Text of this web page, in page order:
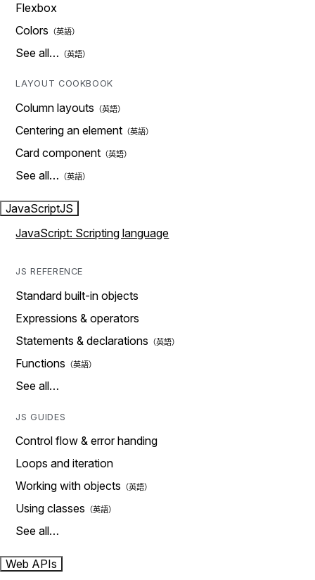
Flexbox
Colors
See all…
LAYOUT COOKBOOK
Column layouts
Centering an element
Card component
See all…
JavaScriptJS
JavaScript: Scripting language
JS REFERENCE
Standard built-in objects
Expressions & operators
Statements & declarations
Functions
See all…
JS GUIDES
Control flow & error handing
Loops and iteration
Working with objects
Using classes
See all…
Web APIs